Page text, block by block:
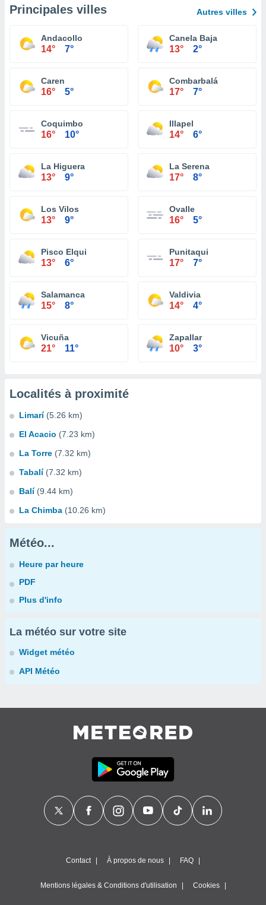
Principales villes Autres villes
Andacollo
14° 7°
Canela Baja
13° 2°
Caren
16° 5°
Combarbalá
17° 7°
Coquimbo
16° 10°
Illapel
14° 6°
La Higuera
13° 9°
La Serena
17° 8°
Los Vilos
13° 9°
Ovalle
16° 5°
Pisco Elqui
13° 6°
Punitaqui
17° 7°
Salamanca
15° 8°
Valdivia
14° 4°
Vicuña
21° 11°
Zapallar
10° 3°
Localités à proximité
Limarí (5.26 km)
El Acacio (7.23 km)
La Torre (7.32 km)
Tabalí (7.32 km)
Balí (9.44 km)
La Chimba (10.26 km)
Météo...
Heure par heure
PDF
Plus d'info
La météo sur votre site
Widget météo
API Météo
Contact À propos de nous FAQ
Mentions légales & Conditions d'utilisation Cookies